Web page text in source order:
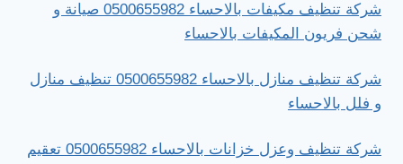
شركة تنظيف مكيفات بالاحساء 0500655982 صيانة و
شحن فريون المكيفات بالاحساء
شركة تنظيف منازل بالاحساء 0500655982 تنظيف منازل
و فلل بالاحساء
شركة تنظيف وعزل خزانات بالاحساء 0500655982 تعقيم